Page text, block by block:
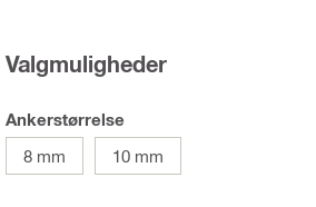
Valgmuligheder
Ankerstørrelse
8 mm
10 mm